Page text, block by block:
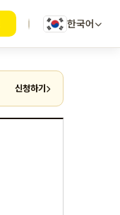
한국어
신청하기